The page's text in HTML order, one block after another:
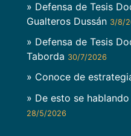
» Defensa de Tesis
Gualteros Dussán 3/8/
» Defensa de Tesis
Taborda 30/7/2026
» Conoce de
» De esto se
28/5/2026